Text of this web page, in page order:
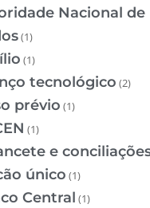
Nacional de
(1)
(1)
tecnológico (2)
prévio (1)
(1)
e
único (1)
Central (1)